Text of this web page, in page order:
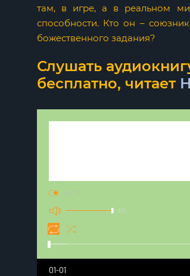
там, в игре, а в реальном
способности. Кто он –
божественного задания?
Слушать
бесплатно, читает
100
AUTO
01-01